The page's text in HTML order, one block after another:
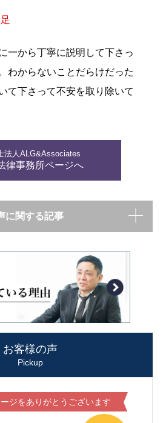
一から丁寧に説明して下さっ
わからないことだらけだった
て下さって不安を取り除いて
法人ALG&Associates
律事務所ページへ
に関する記事
お客様の声
Pickup
ジをありがとうございます